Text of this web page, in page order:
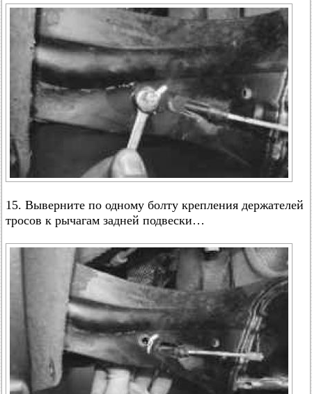
15. Выверните по одному болту крепления держателей
тросов к рычагам задней подвески…